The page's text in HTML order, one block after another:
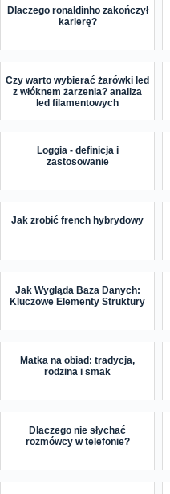
Dlaczego ronaldinho zakończył
karierę?
Czy warto wybierać żarówki led
z włóknem żarzenia? analiza
led filamentowych
Loggia - definicja i
zastosowanie
Jak zrobić french hybrydowy
Jak Wygląda Baza Danych:
Kluczowe Elementy Struktury
Matka na obiad: tradycja,
rodzina i smak
Dlaczego nie słychać
rozmówcy w telefonie?